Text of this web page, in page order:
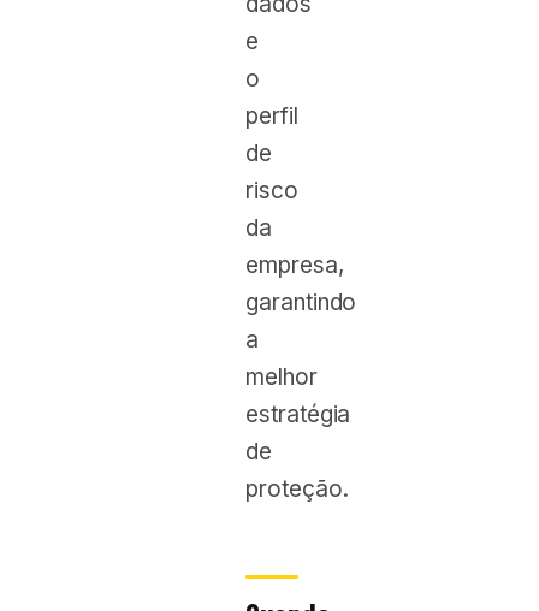
e
o
perfil
de
risco
da
empresa,
garantindo
a
melhor
estratégia
de
proteção.